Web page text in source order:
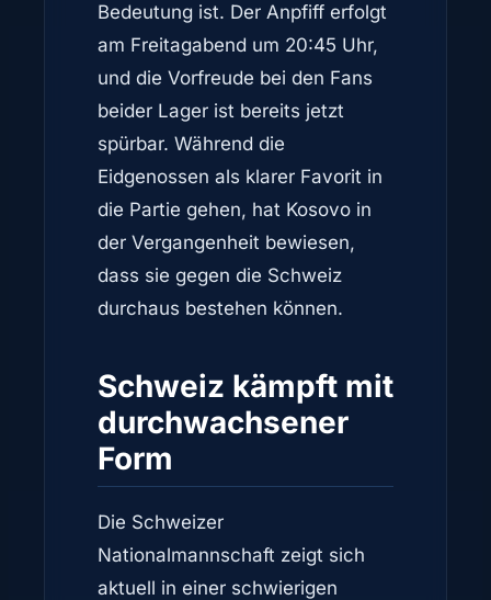
Bedeutung ist. Der Anpfiff erfolgt
am Freitagabend um 20:45 Uhr,
und die Vorfreude bei den Fans
beider Lager ist bereits jetzt
spürbar. Während die
Eidgenossen als klarer Favorit in
die Partie gehen, hat Kosovo in
der Vergangenheit bewiesen,
dass sie gegen die Schweiz
durchaus bestehen können.
Schweiz kämpft mit
durchwachsener
Form
Die Schweizer
Nationalmannschaft zeigt sich
aktuell in einer schwierigen